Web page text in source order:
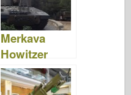
Merkava
Howitzer
Sholef – 사진
및 비디오